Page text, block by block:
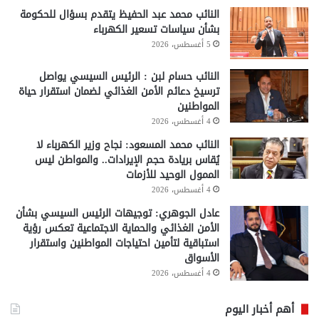
النائب محمد عبد الحفيظ يتقدم بسؤال للحكومة
بشأن سياسات تسعير الكهرباء
5 أغسطس، 2026
النائب حسام لبن : الرئيس السيسي يواصل
ترسيخ دعائم الأمن الغذائي لضمان استقرار حياة
المواطنين
4 أغسطس، 2026
النائب محمد المسعود: نجاح وزير الكهرباء لا
يُقاس بريادة حجم الإيرادات.. والمواطن ليس
الممول الوحيد للأزمات
4 أغسطس، 2026
عادل الجوهري: توجيهات الرئيس السيسي بشأن
الأمن الغذائي والحماية الاجتماعية تعكس رؤية
استباقية لتأمين احتياجات المواطنين واستقرار
الأسواق
4 أغسطس، 2026
أهم أخبار اليوم